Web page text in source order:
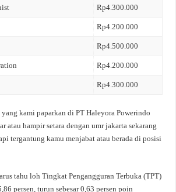
Rp4.300.000
Rp4.200.000
Rp4.500.000
Rp4.200.000
Rp4.300.000
kami paparkan di PT Haleyora Powerindo
atau hampir setara dengan umr jakarta sekarang
tergantung kamu menjabat atau berada di posisi
tahu loh Tingkat Pengangguran Terbuka (TPT)
persen, turun sebesar 0,63 persen poin